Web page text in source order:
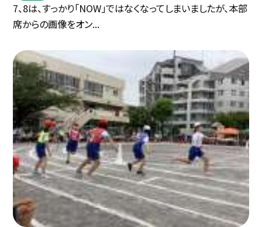
7、8は、すっかり「NOW」ではなくなってしまいましたが、本部
席からの画像をオン...